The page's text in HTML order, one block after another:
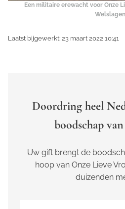
Een militaire erewacht voor Onze
Laatst bijgewerkt: 23 maart 2022 10:41
Doordring heel
boodschap
Uw gift brengt de
hoop van Onze Lieve
duizenden